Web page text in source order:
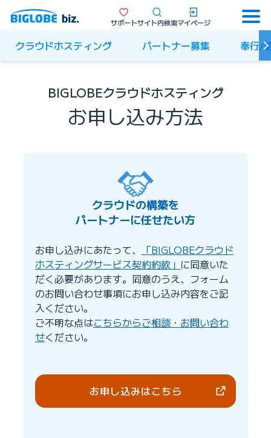
サポートサイト内検索マイページ
クラウドホスティング パートナー募集 奉行/
BIGLOBEクラウドホスティング
お申し込み方法
クラウドの構築を
パートナーに任せたい方
お申し込みにあたって、
「BIGLOBEクラウド
ホスティングサービス契約約款」 に同意いた
だく必要があります。同意のうえ、フォーム
のお問い合わせ事項にお申し込み内容をご記
入ください。
ご不明な点はこちらからご相談・お問い合わ
せください。
お申し込みはこちら